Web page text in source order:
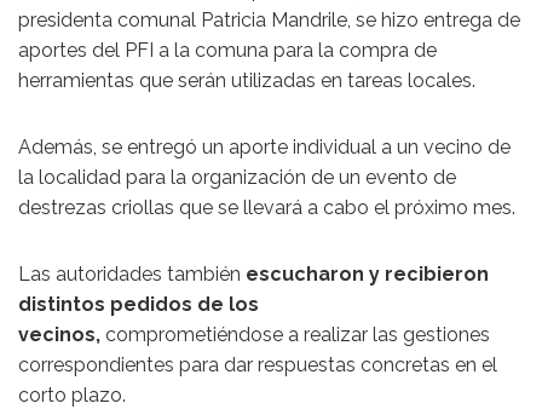
presidenta comunal Patricia Mandrile, se hizo entrega de
aportes del PFI a la comuna para la compra de
herramientas que serán utilizadas en tareas locales.
Además, se entregó un aporte individual a un vecino de
la localidad para la organización de un evento de
destrezas criollas que se llevará a cabo el próximo mes.
Las autoridades también escucharon y recibieron
distintos pedidos de los
vecinos, comprometiéndose a realizar las gestiones
correspondientes para dar respuestas concretas en el
corto plazo.